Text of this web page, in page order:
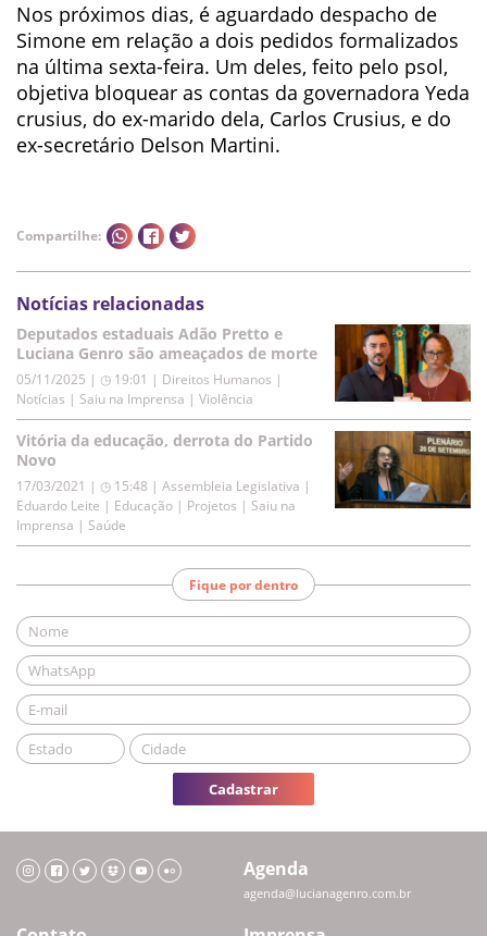
Nos próximos dias, é aguardado despacho de
Simone em relação a dois pedidos formalizados
na última sexta-feira. Um deles, feito pelo psol,
objetiva bloquear as contas da governadora Yeda
crusius, do ex-marido dela, Carlos Crusius, e do
ex-secretário Delson Martini.
Compartilhe:
Notícias relacionadas
Deputados estaduais Adão Pretto e
Luciana Genro são ameaçados de morte
05/11/2025 | ◷ 19:01 | Direitos Humanos |
Notícias | Saiu na Imprensa | Violência
Vitória da educação, derrota do Partido
Novo
17/03/2021 | ◷ 15:48 | Assembleia Legislativa |
Eduardo Leite | Educação | Projetos | Saiu na
Imprensa | Saúde
Fique por dentro
Cadastrar
Agenda
agenda@lucianagenro.com.br